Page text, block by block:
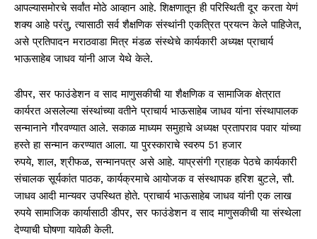
आपल्यासमोरचे सर्वांत मोठे आव्हान आहे. शिक्षणातून ही परिस्थिती दूर करता येणं
शक्य आहे परंतु, त्यासाठी सर्व शैक्षणिक संस्थांनी एकत्रित प्रयत्न केले पाहिजेत,
असे प्रतिपादन मराठवाडा मित्र मंडळ संस्थेचे कार्यकारी अध्यक्ष प्राचार्य
भाऊसाहेब जाधव यांनी आज येथे केले.
डीपर, सर फाउंडेशन व साद माणुसकीची या शैक्षणिक व सामाजिक क्षेत्रात
कार्यरत असलेल्या संस्थांच्या वतीने प्राचार्य भाऊसाहेब जाधव यांना संस्थापालक
सन्मानाने गौरवण्यात आले. सकाळ माध्यम समुहाचे अध्यक्ष प्रतापराव पवार यांच्या
हस्ते हा सन्मान करण्यात आला. या पुरस्काराचे स्वरुप 51 हजार
रुपये, शाल, श्रीफळ, सन्मानपत्र असे आहे. याप्रसंगी ग्राहक पेठचे कार्यकारी
संचालक सूर्यकांत पाठक, कार्यक्रमाचे आयोजक व संस्थापक हरिश बुटले, सौ.
जाधव आदी मान्यवर उपस्थित होते. प्राचार्य भाऊसाहेब जाधव यांनी एक लाख
रुपये सामाजिक कार्यासाठी डीपर, सर फाउंडेशन व साद माणुसकीची या संस्थेला
देण्याची घोषणा यावेळी केली.